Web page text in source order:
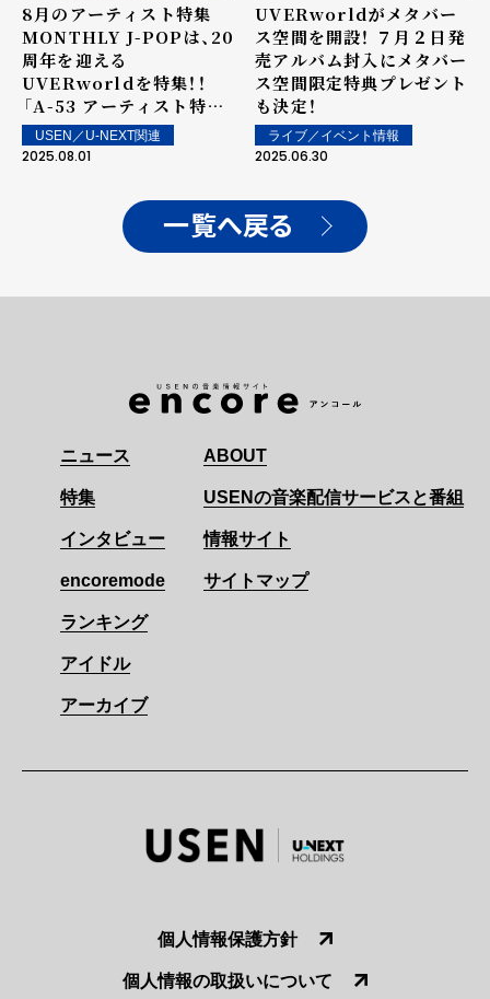
8月のアーティスト特集
MONTHLY J-POPは、20
周年を迎える
UVERworldを特集！！
――「A-53 アーティスト特集
MONTHLY J-POP」by
USEN
USEN／U-NEXT関連
2025.08.01
UVERworldがメタバー
ス空間を開設！ ７月２日発
売アルバム封入にメタバー
ス空間限定特典プレゼント
も決定！
ライブ／イベント情報
2025.06.30
一覧へ戻る
ニュース
特集
インタビュー
encoremode
ランキング
アイドル
アーカイブ
ABOUT
USENの音楽配信サービスと番組
情報サイト
サイトマップ
個人情報保護方針
個人情報の取扱いについて